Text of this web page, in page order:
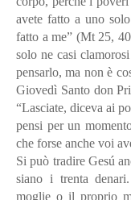
avete fatto a uno
fatto a me” (Mt 25,
solo ne casi
pensarlo, ma non è
Giovedì Santo don
“Lasciate, diceva ai
pensi per un
che forse anche voi
Si può tradire Gesú
siano i trenta
moglie o il proprio